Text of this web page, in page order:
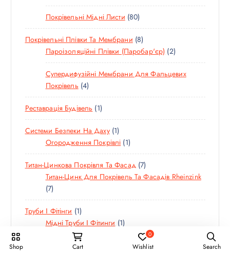
І
В
В
А
Р
І
В
В
А
Р
І
В
9
Т
О
В
А
Р
І
Покрівельні Мідні Листи 808
0
Т
О
В
А
І
Покрівельні Плівки Та Мембрани 88
Т
О
В
Р
В
Пароізоляційні Плівки (паробар'єр) 22
Т
О
А
И
Супердифузійні Мембрани Для Фальцевих
Покрівель 44
Т
О
В
А
Р
И
Реставрація Будівель 11
Т
О
В
А
Р
Системи Безпеки На Даху 11
Т
О
В
А
Огородження Покрівлі 11
Т
О
В
Р
Титан-Цинкова Покрівля Та Фасад 77
Т
В
І
В
Титан-Цинк Для Покрівель Та Фасадів Rheinzink
77
Т
О
В
Труби І Фітінги 11
Т
О
В
Мідні Труби І Фітинги 11
Фальцева Покрівля
Shop Cart
0
Wishlist Search